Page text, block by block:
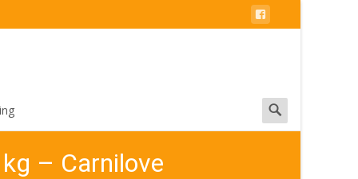
Search
for:
– Carnilove